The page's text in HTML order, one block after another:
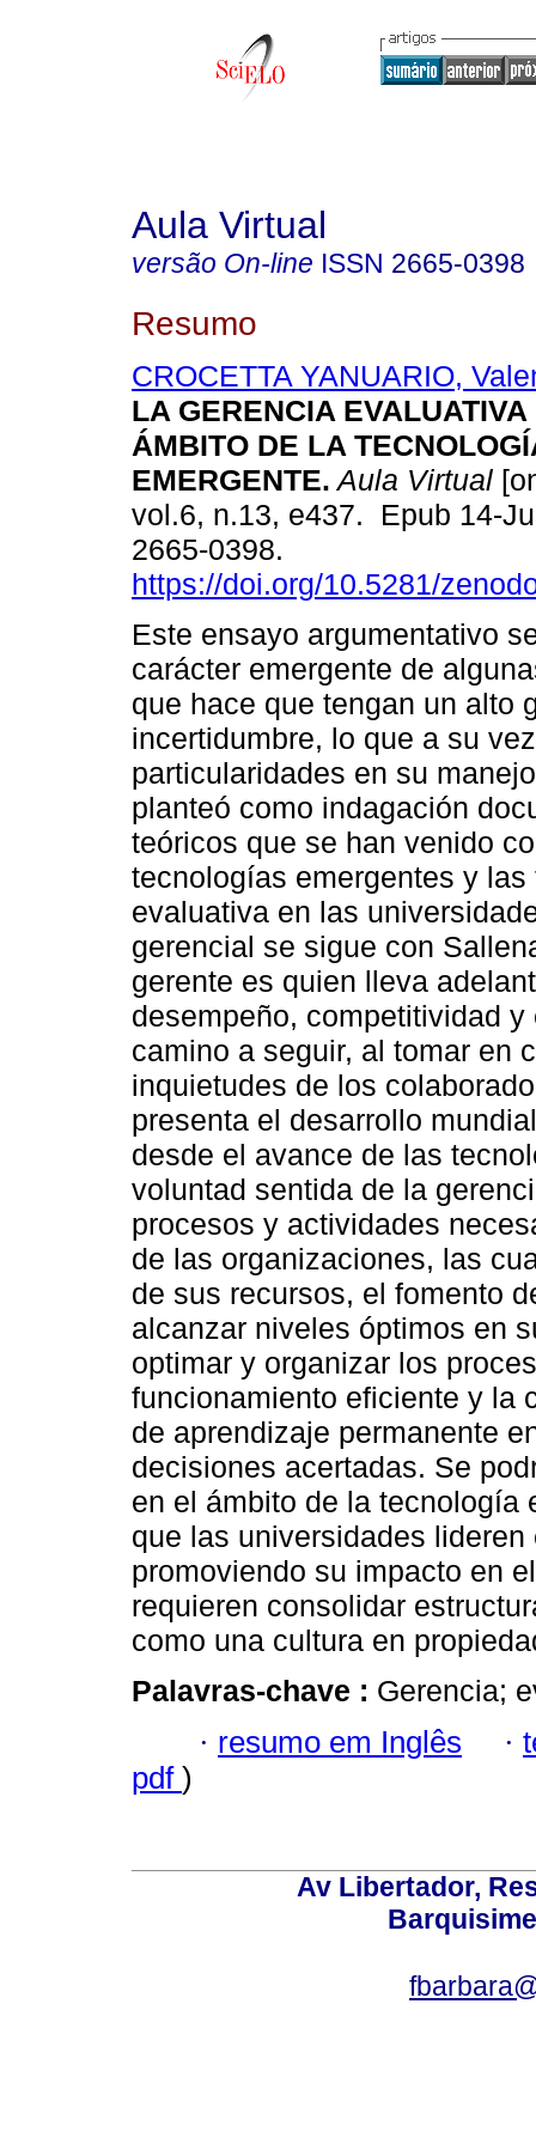
Aula Virtual
versão On-line ISSN 2665-0398
Resumo
CROCETTA YANUARIO,
LA GERENCIA
ÁMBITO DE LA
EMERGENTE. Aula Virtual
vol.6, n.13, e437. Epub 14-
2665-0398.
https://doi.org/10.5281/
Este ensayo argumentativo
carácter emergente de
que hace que tengan un alto
incertidumbre, lo que a su
particularidades en su
planteó como indagación
teóricos que se han venido
tecnologías emergentes y
evaluativa en las
gerencial se sigue con
gerente es quien lleva
desempeño, competitividad
camino a seguir, al tomar en
inquietudes de los
presenta el desarrollo
desde el avance de las
voluntad sentida de la
procesos y actividades
de las organizaciones, las
de sus recursos, el fomento
alcanzar niveles óptimos en
optimar y organizar los
funcionamiento eficiente y la
de aprendizaje permanente
decisiones acertadas. Se
en el ámbito de la tecnología
que las universidades
promoviendo su impacto en
requieren consolidar
como una cultura en
Palavras-chave : Gerencia;
· resumo em Inglês ·
pdf )
Av Libertador,